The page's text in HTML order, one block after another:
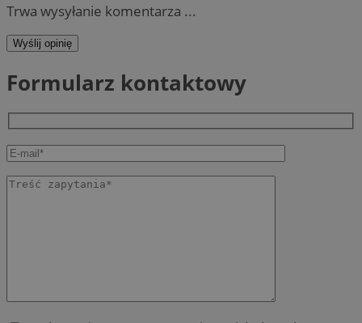
Trwa wysyłanie komentarza ...
Wyślij opinię
Formularz kontaktowy